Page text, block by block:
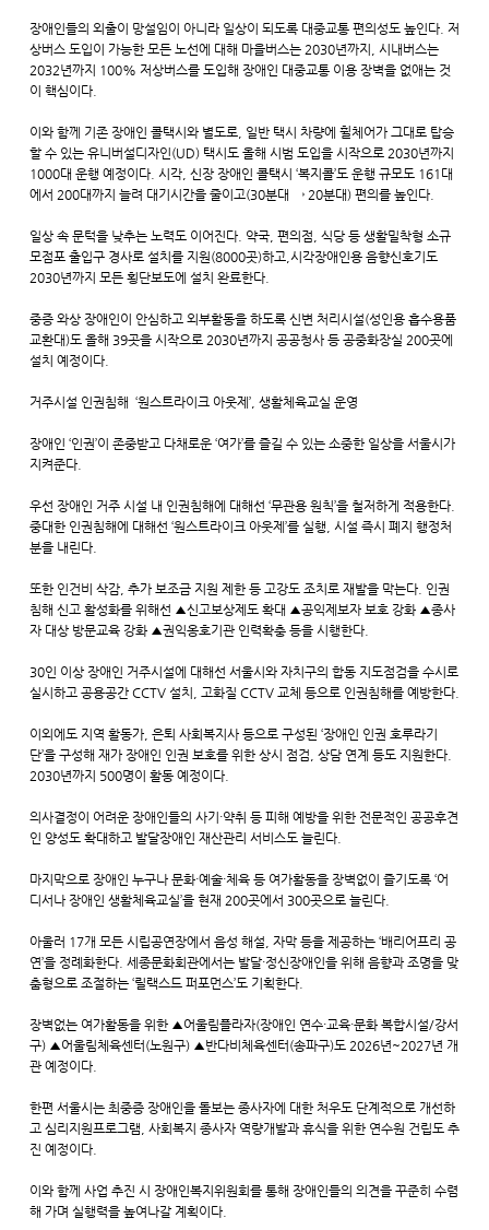
장애인들의 외출이 망설임이 아니라 일상이 되도록 대중교통 편의성도 높인다. 저
상버스 도입이 가능한 모든 노선에 대해 마을버스는 2030년까지, 시내버스는
2032년까지 100% 저상버스를 도입해 장애인 대중교통 이용 장벽을 없애는 것
이 핵심이다.
이와 함께 기존 장애인 콜택시와 별도로, 일반 택시 차량에 휠체어가 그대로 탑승
할 수 있는 유니버설디자인(UD) 택시도 올해 시범 도입을 시작으로 2030년까지
1000대 운행 예정이다. 시각, 신장 장애인 콜택시 ‘복지콜’도 운행 규모도 161대
에서 200대까지 늘려 대기시간을 줄이고(30분대 → 20분대) 편의를 높인다.
일상 속 문턱을 낮추는 노력도 이어진다. 약국, 편의점, 식당 등 생활밀착형 소규
모점포 출입구 경사로 설치를 지원(8000곳)하고,시각장애인용 음향신호기도
2030년까지 모든 횡단보도에 설치 완료한다.
중증 와상 장애인이 안심하고 외부활동을 하도록 신변 처리시설(성인용 흡수용품
교환대)도 올해 39곳을 시작으로 2030년까지 공공청사 등 공중화장실 200곳에
설치 예정이다.
거주시설 인권침해 ‘원스트라이크 아웃제’, 생활체육교실 운영
장애인 ‘인권’이 존중받고 다채로운 ‘여가’를 즐길 수 있는 소중한 일상을 서울시가
지켜준다.
우선 장애인 거주 시설 내 인권침해에 대해선 ‘무관용 원칙’을 철저하게 적용한다.
중대한 인권침해에 대해선 ‘원스트라이크 아웃제’를 실행, 시설 즉시 폐지 행정처
분을 내린다.
또한 인건비 삭감, 추가 보조금 지원 제한 등 고강도 조치로 재발을 막는다. 인권
침해 신고 활성화를 위해선 ▲신고보상제도 확대 ▲공익제보자 보호 강화 ▲종사
자 대상 방문교육 강화 ▲권익옹호기관 인력확충 등을 시행한다.
30인 이상 장애인 거주시설에 대해선 서울시와 자치구의 합동 지도점검을 수시로
실시하고 공용공간 CCTV 설치, 고화질 CCTV 교체 등으로 인권침해를 예방한다.
이외에도 지역 활동가, 은퇴 사회복지사 등으로 구성된 ‘장애인 인권 호루라기
단’을 구성해 재가 장애인 인권 보호를 위한 상시 점검, 상담 연계 등도 지원한다.
2030년까지 500명이 활동 예정이다.
의사결정이 어려운 장애인들의 사기·약취 등 피해 예방을 위한 전문적인 공공후견
인 양성도 확대하고 발달장애인 재산관리 서비스도 늘린다.
마지막으로 장애인 누구나 문화·예술·체육 등 여가활동을 장벽없이 즐기도록 ‘어
디서나 장애인 생활체육교실’을 현재 200곳에서 300곳으로 늘린다.
아울러 17개 모든 시립공연장에서 음성 해설, 자막 등을 제공하는 ‘배리어프리 공
연’을 정례화한다. 세종문화회관에서는 발달·정신장애인을 위해 음향과 조명을 맞
춤형으로 조절하는 ‘릴랙스드 퍼포먼스’도 기획한다.
장벽없는 여가활동을 위한 ▲어울림플라자(장애인 연수·교육·문화 복합시설/강서
구) ▲어울림체육센터(노원구) ▲반다비체육센터(송파구)도 2026년~2027년 개
관 예정이다.
한편 서울시는 최중증 장애인을 돌보는 종사자에 대한 처우도 단계적으로 개선하
고 심리지원프로그램, 사회복지 종사자 역량개발과 휴식을 위한 연수원 건립도 추
진 예정이다.
이와 함께 사업 추진 시 장애인복지위원회를 통해 장애인들의 의견을 꾸준히 수렴
해 가며 실행력을 높여나갈 계획이다.